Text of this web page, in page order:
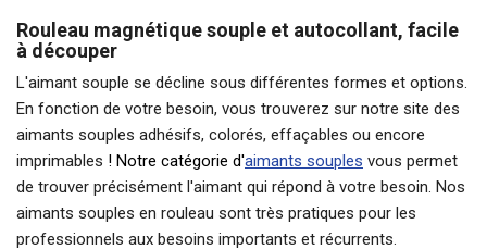
Rouleau magnétique souple et autocollant, facile
à découper
L'aimant souple se décline sous différentes formes et options.
En fonction de votre besoin, vous trouverez sur notre site des
aimants souples adhésifs, colorés, effaçables ou encore
imprimables ! Notre catégorie d'aimants souples vous permet
de trouver précisément l'aimant qui répond à votre besoin. Nos
aimants souples en rouleau sont très pratiques pour les
professionnels aux besoins importants et récurrents.